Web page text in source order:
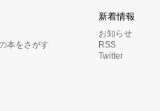
本をさがす
新着情報
お知らせ
RSS
Twitter